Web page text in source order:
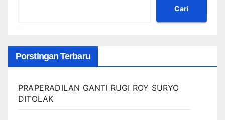
Cari
Porstingan Terbaru
PRAPERADILAN GANTI RUGI ROY SURYO
DITOLAK